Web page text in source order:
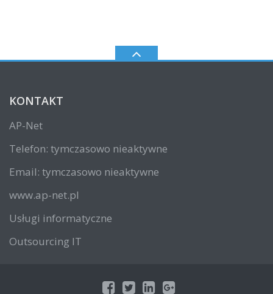
KONTAKT
AP-Net
Telefon: tymczasowo nieaktywne
Email: tymczasowo nieaktywne
www.ap-net.pl
Usługi informatyczne
Outsourcing IT